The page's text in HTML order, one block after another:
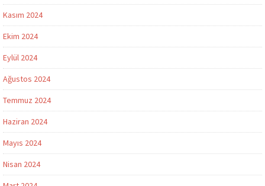
Kasım 2024
Ekim 2024
Eylül 2024
Ağustos 2024
Temmuz 2024
Haziran 2024
Mayıs 2024
Nisan 2024